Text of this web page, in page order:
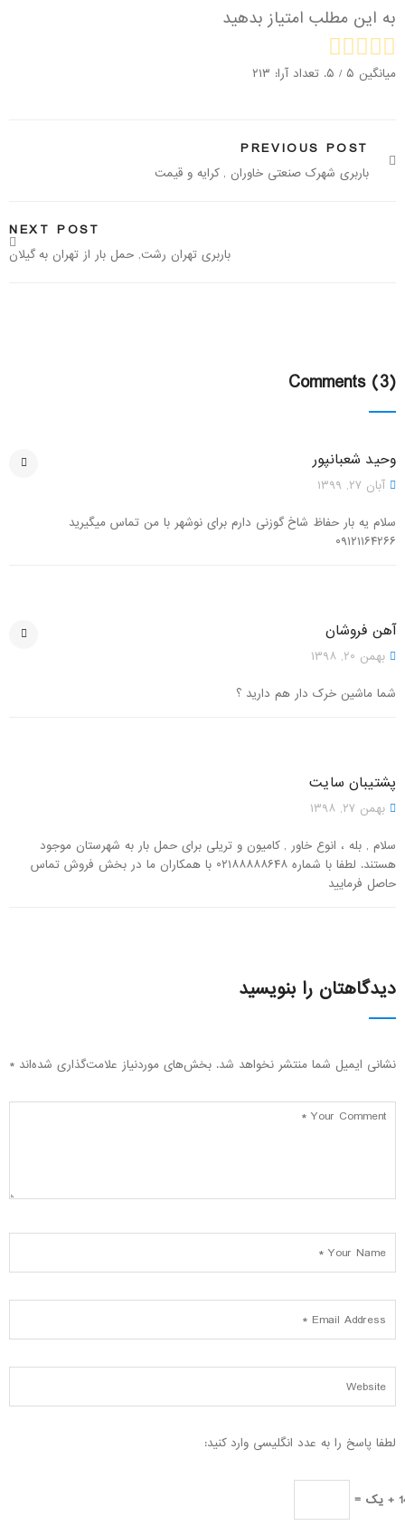
به این مطلب امتیاز بدهید
میانگین ۵ / ۵. تعداد آرا: ۲۱۳
PREVIOUS POST
باربری شهرک صنعتی خاوران , کرایه و قیمت
NEXT POST
باربری تهران رشت, حمل بار از تهران به گیلان
Comments (3)
وحید شعبانپور
آبان ۲۷, ۱۳۹۹
سلام یه بار حفاظ شاخ گوزنی دارم برای نوشهر با من تماس میگیرید
۰۹۱۲۱۱۶۴۲۶۶
آهن فروشان
بهمن ۲۰, ۱۳۹۸
شما ماشین خرک دار هم دارید ؟
پشتیبان سایت
بهمن ۲۷, ۱۳۹۸
سلام , بله ، انوع خاور , کامیون و تریلی برای حمل بار به شهرستان موجود
هستند. لطفا با شماره ۰۲۱۸۸۸۸۸۶۴۸ با همکاران ما در بخش فروش تماس
حاصل فرمایید
دیدگاهتان را بنویسید
نشانی ایمیل شما منتشر نخواهد شد. بخش‌های موردنیاز علامت‌گذاری شده‌اند *
لطفا پاسخ را به عدد انگلیسی وارد کنید:
=